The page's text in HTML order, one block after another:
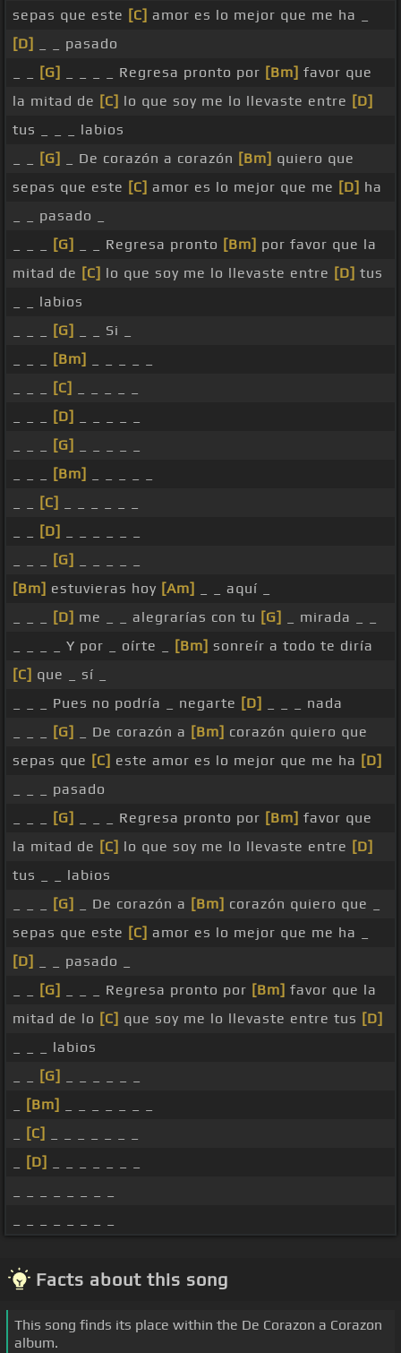
sepas que este [C] amor es lo mejor que me ha _
[D]
_ _ pasado
[G] _ _ _ _ Regresa pronto por [Bm] favor que
la mitad de [C] lo que soy me lo llevaste entre [D]
tus _ _ _ labios
[G] _ De corazón a corazón [Bm] quiero que
sepas que este [C] amor es lo mejor que me [D] ha
_ _ pasado _
[G] _ _ Regresa pronto [Bm] por favor que la
mitad de [C] lo que soy me lo llevaste entre [D] tus
_ _ labios
[G]
_ _ Si _
[Bm]
[C]
[D]
[G]
[Bm]
[C]
[D]
[G]
[Bm] estuvieras hoy [Am]
_ _ aquí _
[D] me _ _ alegrarías con tu [G]
_ mirada _ _
_ _ _ _ Y por _ oírte _
[Bm] sonreír a todo te diría
[C] que _ sí _
_ _ _ Pues no podría _ negarte [D]
_ _ _ nada
[G] _ De corazón a [Bm] corazón quiero que
sepas que [C] este amor es lo mejor que me ha [D]
_ _ _ pasado
[G] _ _ _ Regresa pronto por [Bm] favor que
la mitad de [C] lo que soy me lo llevaste entre [D]
tus _ _ labios
[G] _ De corazón a [Bm] corazón quiero que _
sepas que este [C] amor es lo mejor que me ha _
[D]
_ _ pasado _
[G] _ _ _ Regresa pronto por [Bm] favor que la
mitad de lo [C] que soy me lo llevaste entre tus [D]
_ _ _ labios
[G]
[Bm]
[C]
[D]
Facts about this song
This song finds its place within the De Corazon a Corazon
album.